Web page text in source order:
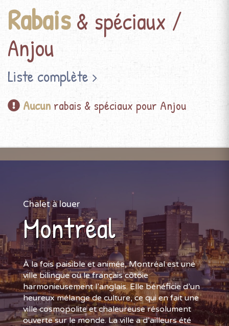
Rabais& spéciaux /
Anjou
Liste complète
Aucun rabais & spéciaux pour Anjou
Chalet à louer
Montréal
À la fois paisible et animée, Montréal est une
ville bilingue où le français côtoie
harmonieusement l’anglais. Elle bénéficie d’un
heureux mélange de culture, ce qui en fait une
ville cosmopolite et chaleureuse résolument
ouverte sur le monde. La ville a d’ailleurs été